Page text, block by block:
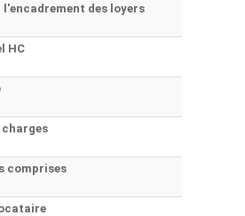
l'encadrement des loyers
HC
comprises